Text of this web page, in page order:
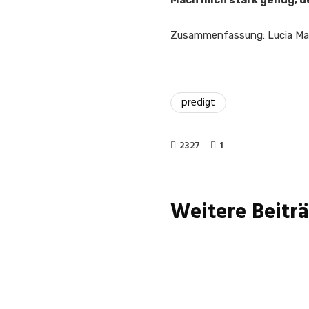
Zusammenfassung: Lucia
predigt
2327 1
Weitere